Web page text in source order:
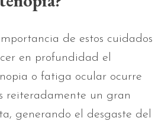
de estos cuidados
en profundidad el
o fatiga ocular ocurre
reiteradamente un gran
generando el desgaste del